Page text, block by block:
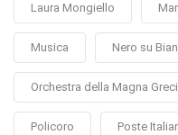
Laura Mongiello
Musica Nero su
Orchestra della Magna
Policoro Poste